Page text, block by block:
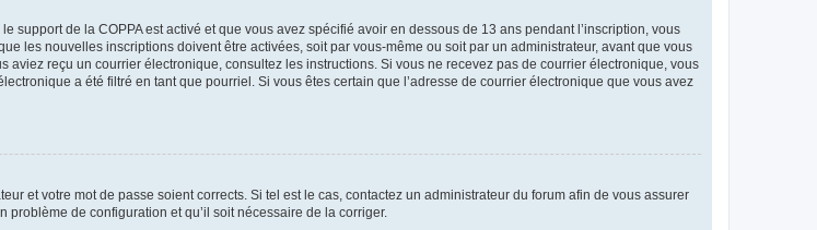
support de la COPPA est activé et que vous avez spécifié avoir en dessous de 13 ans pendant l’inscription, vous
les nouvelles inscriptions doivent être activées, soit par vous-même ou soit par un administrateur, avant que vous
reçu un courrier électronique, consultez les instructions. Si vous ne recevez pas de courrier électronique, vous
a été filtré en tant que pourriel. Si vous êtes certain que l’adresse de courrier électronique que vous avez
et votre mot de passe soient corrects. Si tel est le cas, contactez un administrateur du forum afin de vous assurer
de configuration et qu’il soit nécessaire de la corriger.